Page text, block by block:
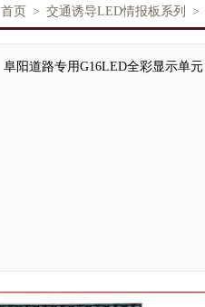
首页 > 交通诱导LED情报板系列 >
阜阳道路专用G16LED全彩显示单元